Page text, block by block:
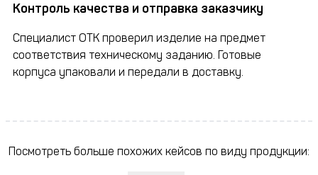
Контроль качества и отправка заказчику
Специалист ОТК проверил изделие на предмет
соответствия техническому заданию. Готовые
корпуса упаковали и передали в доставку.
Посмотреть больше похожих кейсов по виду продукции: